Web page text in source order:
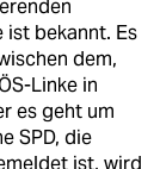
ist bekannt. Es
dem,
Linke in
es geht um
SPD, die
ist, wird